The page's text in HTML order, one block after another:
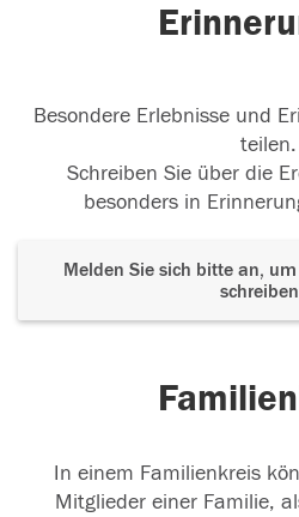
Besondere Erlebnisse und
teilen.
Schreiben Sie über die
besonders in
Melden Sie sich bitte an,
schreiben
In einem Familienkreis
Mitglieder einer Familie,